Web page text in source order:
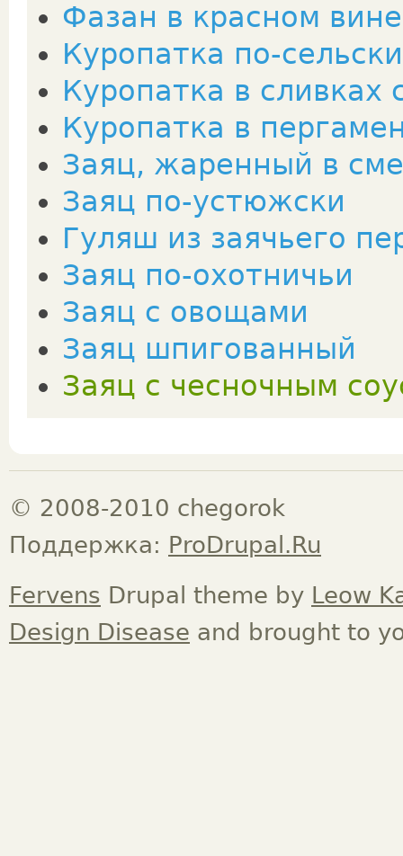
Фазан в красном
Куропатка по-сельски
Куропатка в сливках
Куропатка в
Заяц, жаренный в
Заяц по-устюжски
Гуляш из заячьего
Заяц по-охотничьи
Заяц с овощами
Заяц шпигованный
Заяц с чесночным
© 2008-2010 chegorok
Поддержка: ProDrupal.Ru
Fervens Drupal theme by Leow
Design Disease and brought to